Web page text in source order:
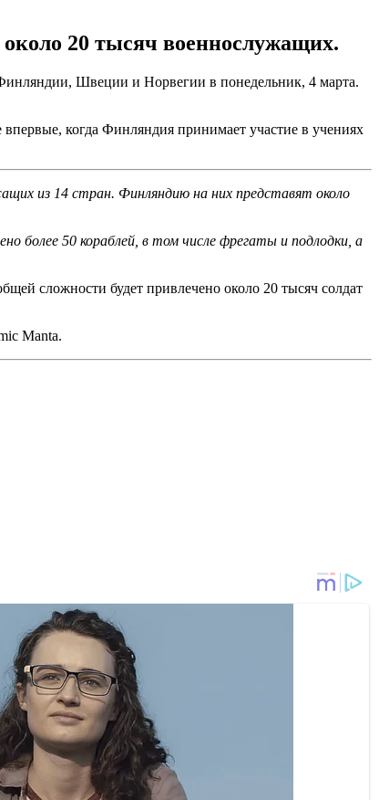
20 тысяч военнослужащих.
Швеции и Норвегии в понедельник, 4 марта.
когда Финляндия принимает участие в учениях
из 14 стран. Финляндию на них представят около
более 50 кораблей, в том числе фрегаты и подлодки, а
сложности будет привлечено около 20 тысяч солдат
Manta.